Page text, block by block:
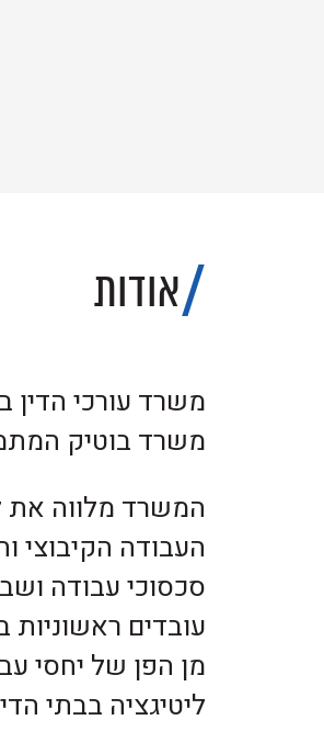
אודות
משרד בוטיק
המשרד מלווה את
העבודה הקיבוצי
סכסוכי עבודה
עובדים ראשוניות
מן הפן של יחסי
ליטיגציה בבתי